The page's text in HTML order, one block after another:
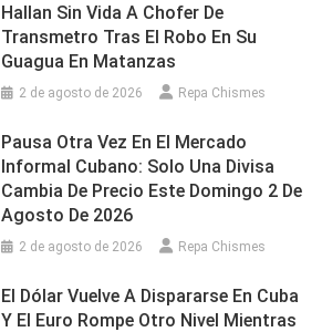
Hallan Sin Vida A Chofer De
Transmetro Tras El Robo En Su
Guagua En Matanzas
2 de agosto de 2026 Repa Chismes
Pausa Otra Vez En El Mercado
Informal Cubano: Solo Una Divisa
Cambia De Precio Este Domingo 2 De
Agosto De 2026
2 de agosto de 2026 Repa Chismes
El Dólar Vuelve A Dispararse En Cuba
Y El Euro Rompe Otro Nivel Mientras